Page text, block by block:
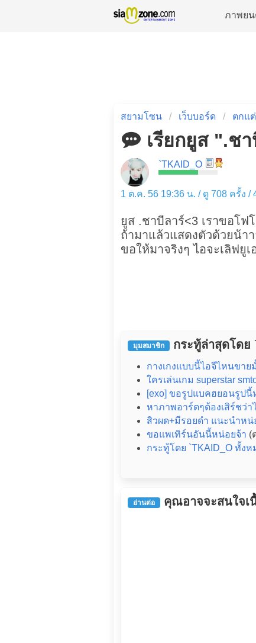
ภาพยน
สยามโซน เว็บบอร์ด ตกแ
เรียกยูส ".ช
`TKAID_O
1 ต.ค. 56 19:36 น. / ดู 708 ครั้ง /
ยูส .ชาบีลาร์<3 เราขอโฟ
ถ้ามาแล้วแสดงตัวด้วยน้าา
ขอให้มาจริงๆ ไอจะเลิฟยูเ
มุมสมาชิก กระทู้ล่าสุดโดย
กางเกงแบบนี้ไอจีไหนขาย
ใครเล่นเกม superstar
[exo] ขอรูปแบคฮยอนรูปนี้
หาภาพอาร์ตๆต้องเสิร์ชว่า
สิวผด+มีรอยดำ แนะนำห
ขอแพเทิร์นอันนี้หน่อยจ้า (
กระทู้โดย `TKAID_O ทั้งห
อ่านต่อ คุณอาจจะสนใจเ